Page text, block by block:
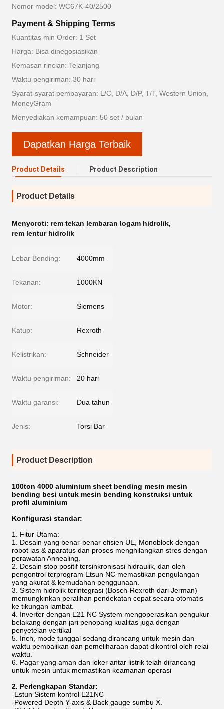
Nomor model: WC67K-40/2500
Payment & Shipping Terms
Kuantitas min Order: 1 Set
Harga: Bisa dinegosiasikan
Kemasan rincian: Telanjang
Waktu pengiriman: 30 hari
Syarat-syarat pembayaran: L/C, D/A, D/P, T/T, Western Union,
MoneyGram
Menyediakan kemampuan: 50 set / bulan
Dapatkan Harga Terbaik
Product Details Product Description
Product Details
Menyoroti: rem tekan lembaran logam hidrolik,
rem lentur hidrolik
Lebar Bending: 4000mm
Tekanan: 1000KN
Motor: Siemens
Katup: Rexroth
Kelistrikan: Schneider
Waktu pengiriman: 20 hari
Waktu garansi: Dua tahun
Jenis: Torsi Bar
Product Description
100ton 4000 aluminium sheet bending mesin mesin
bending besi untuk mesin bending konstruksi untuk
profil aluminium
Konfigurasi standar:
1. Fitur Utama:
1. Desain yang benar-benar efisien UE, Monoblock dengan
robot las & aparatus dan proses menghilangkan stres dengan
perawatan Annealing.
2. Desain stop positif tersinkronisasi hidraulik, dan oleh
pengontrol terprogram Etsun NC memastikan pengulangan
yang akurat & kemudahan penggunaan.
3. Sistem hidrolik terintegrasi (Bosch-Rexroth dari Jerman)
memungkinkan peralihan pendekatan cepat secara otomatis
ke tikungan lambat.
4. Inverter dengan E21 NC System mengoperasikan pengukur
belakang dengan jari penopang kualitas juga dengan
penyetelan vertikal
5. Inch, mode tunggal sedang dirancang untuk mesin dan
waktu pembalikan dan pemeliharaan dapat dikontrol oleh relai
waktu.
6. Pagar yang aman dan loker antar listrik telah dirancang
untuk mesin untuk memastikan keamanan operasi
2. Perlengkapan Standar:
-Estun Sistem kontrol E21NC
-Powered Depth Y-axis & Back gauge sumbu X.